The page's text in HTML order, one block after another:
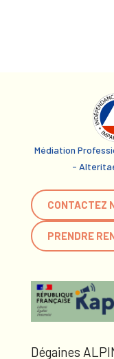
Médiation
-
CONTACTEZ
PRENDRE
Dégaines